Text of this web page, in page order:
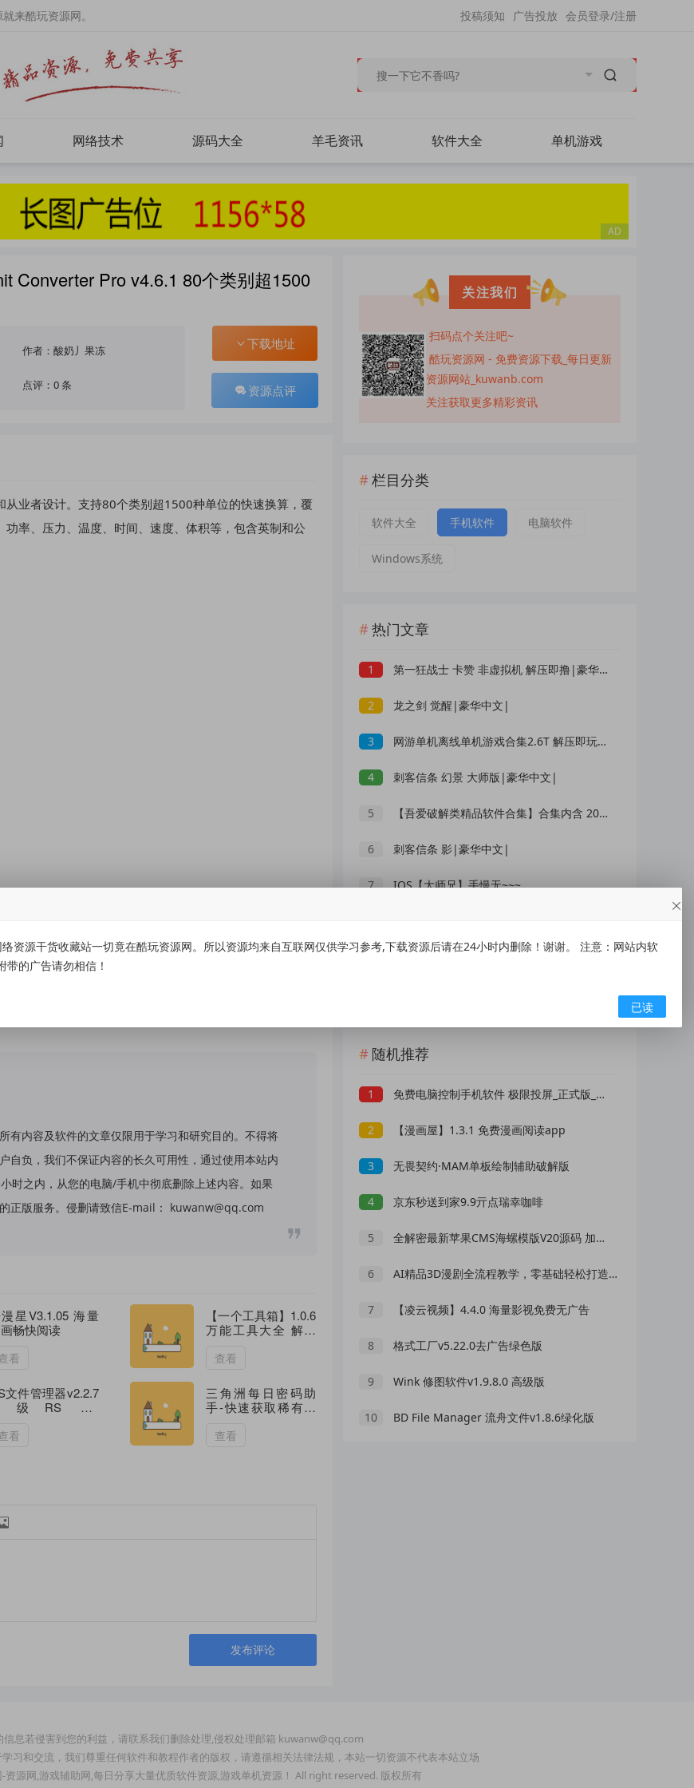
来酷玩资源网。 会员登录/注册
广告投放
投稿须知
网络技术 源码大全 羊毛资讯 软件大全 单机游戏
Converter Pro v4.6.1 80个类别超1500
作者：酸奶丿果冻
点评：0 条
下载地址
资源点评
业者设计。支持80个类别超1500种单位的快速换算，覆
率、压力、温度、时间、速度、体积等，包含英制和公
有内容及软件的文章仅限用于学习和研究目的。不得将
自负，我们不保证内容的长久可用性，通过使用本站内
时之内，从您的电脑/手机中彻底删除上述内容。如果
正版服务。侵删请致信E-mail： kuwanw@qq.com
星V3.1.05 海量
畅快阅读
看
【一个工具箱】1.0.6
万能工具大全 解锁
查看
文件管理器v2.2.7
级RS File
看
三角洲每日密码助
手-快速获取稀有物
查看
发布评论
关注我们
扫码点个关注吧~
酷玩资源网 - 免费资源下载_每日更新
资源网站_kuwanb.com
关注获取更多精彩资讯
栏目分类
软件大全 手机软件 电脑软件
Windows系统
热门文章
1 第一狂战士 卡赞 非虚拟机 解压即撸|豪华中文|
2 龙之剑 觉醒|豪华中文|
3 网游单机离线单机游戏合集2.6T 解压即玩 网盘下载 一键端免安装免配置
4 刺客信条 幻景 大师版|豪华中文|
5 【吾爱破解类精品软件合集】合集内含 2000 +实用工具 【1.5GB】
6 刺客信条 影|豪华中文|
7 IOS【大师兄】手慢无~~~
低俗“伴漂”乱象泛滥，文旅不能无底线博流量
随机推荐
1 免费电脑控制手机软件 极限投屏_正式版_3.0.1
2 【漫画屋】1.3.1 免费漫画阅读app
3 无畏契约·MAM单板绘制辅助破解版
4 京东秒送到家9.9亓点瑞幸咖啡
5 全解密最新苹果CMS海螺模版V20源码 加广告代码
6 AI精品3D漫剧全流程教学，零基础轻松打造爆款动画短剧
7 【凌云视频】4.4.0 海量影视免费无广告
8 格式工厂v5.22.0去广告绿色版
9 Wink 修图软件v1.9.8.0 高级版
10 BD File Manager 流舟文件v1.8.6绿化版
信息若侵害到您的利益，请联系我们删除处理,侵权处理邮箱 kuwanw@qq.com
习和交流，我们尊重任何软件和教程作者的版权，请遵循相关法律法规，本站一切资源不代表本站立场
资源网,游戏辅助网,每日分享大量优质软件资源,游戏单机资源！ All right reserved. 版权所有
资源干货收藏站一切竟在酷玩资源网。所以资源均来自互联网仅供学习参考,下载资源后请在24小时内删除！谢谢。 注意：网站内软
的广告请勿相信！
已读